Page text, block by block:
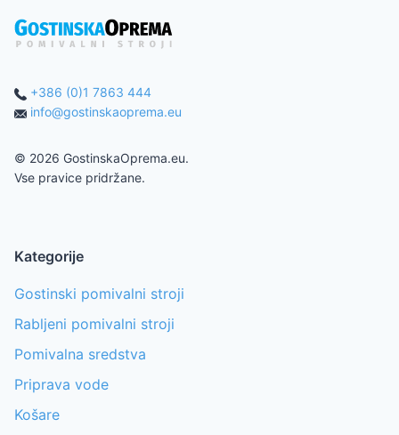
+386 (0)1 7863 444
info@gostinskaoprema.eu
© 2026 GostinskaOprema.eu.
Vse pravice pridržane.
Kategorije
Gostinski pomivalni stroji
Rabljeni pomivalni stroji
Pomivalna sredstva
Priprava vode
Košare